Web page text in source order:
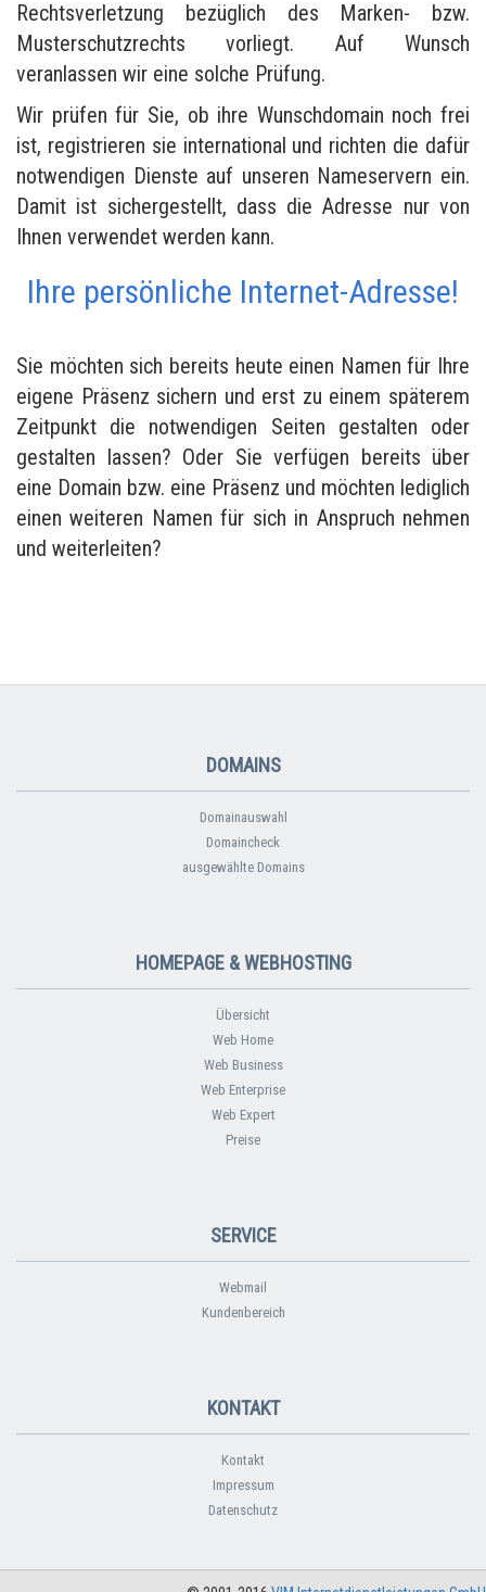
Rechtsverletzung bezüglich des Marken- bzw.
Musterschutzrechts vorliegt. Auf Wunsch
veranlassen wir eine solche Prüfung.
Wir prüfen für Sie, ob ihre Wunschdomain noch frei
ist, registrieren sie international und richten die dafür
notwendigen Dienste auf unseren Nameservern ein.
Damit ist sichergestellt, dass die Adresse nur von
Ihnen verwendet werden kann.
Ihre persönliche Internet-Adresse!
Sie möchten sich bereits heute einen Namen für Ihre
eigene Präsenz sichern und erst zu einem späterem
Zeitpunkt die notwendigen Seiten gestalten oder
gestalten lassen? Oder Sie verfügen bereits über
eine Domain bzw. eine Präsenz und möchten lediglich
einen weiteren Namen für sich in Anspruch nehmen
und weiterleiten?
DOMAINS
Domainauswahl
Domaincheck
ausgewählte Domains
HOMEPAGE & WEBHOSTING
Übersicht
Web Home
Web Business
Web Enterprise
Web Expert
Preise
SERVICE
Webmail
Kundenbereich
KONTAKT
Kontakt
Impressum
Datenschutz